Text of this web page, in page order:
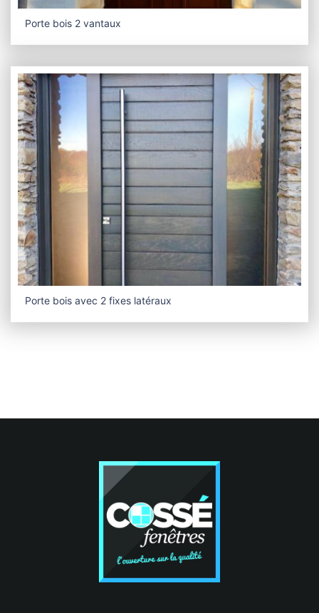
Porte bois 2 vantaux
Porte bois avec 2 fixes latéraux